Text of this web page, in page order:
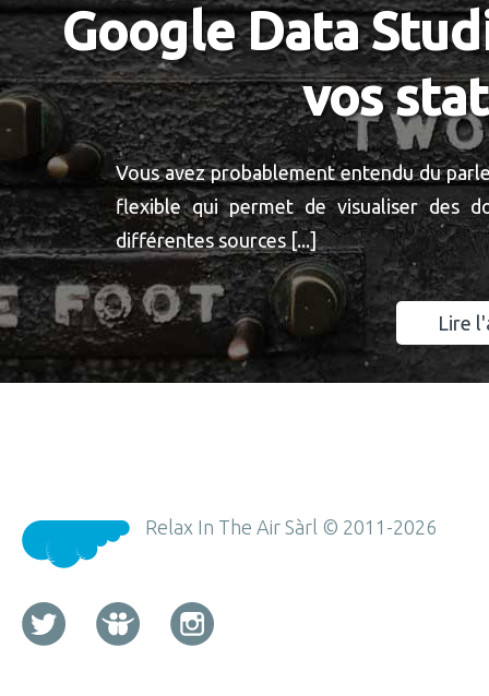
Google Data
vos
Vous avez probablement entendu du
flexible qui permet de visualiser des
différentes sources [...]
Lire
Relax In The Air Sàrl © 2011-2026